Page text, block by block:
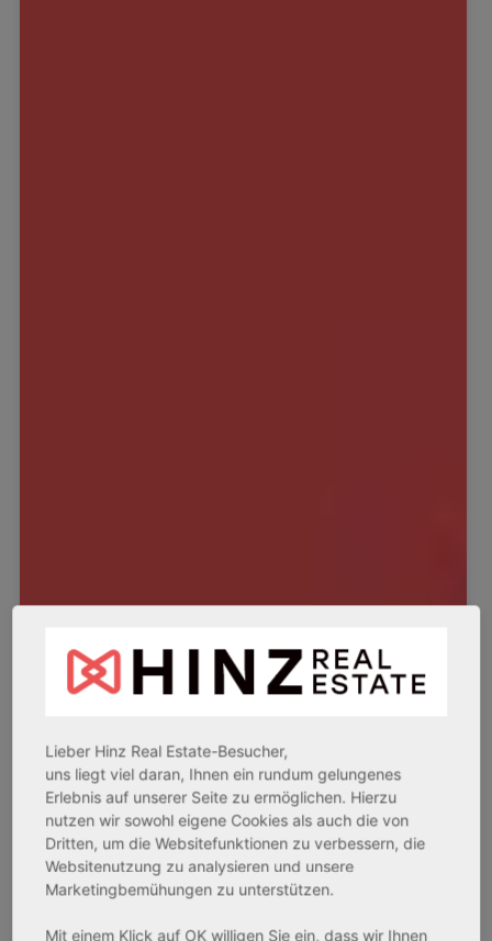
Lieber Hinz Real Estate-Besucher,
uns liegt viel daran, Ihnen ein rundum gelungenes
Erlebnis auf unserer Seite zu ermöglichen. Hierzu
nutzen wir sowohl eigene Cookies als auch die von
Dritten, um die Websitefunktionen zu verbessern, die
Websitenutzung zu analysieren und unsere
Marketingbemühungen zu unterstützen.
Mit einem Klick auf OK willigen Sie ein, dass wir Ihnen